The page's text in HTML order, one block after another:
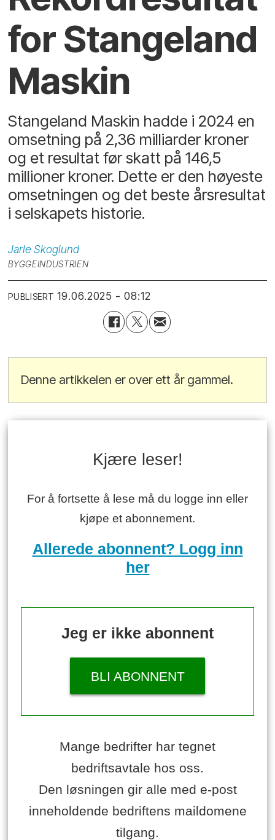
for Stangeland
Maskin
Stangeland Maskin hadde i 2024 en
omsetning på 2,36 milliarder kroner
og et resultat før skatt på 146,5
millioner kroner. Dette er den høyeste
omsetningen og det beste årsresultat
i selskapets historie.
Jarle Skoglund
BYGGEINDUSTRIEN
PUBLISERT 19.06.2025 - 08:12
Denne artikkelen er over ett år gammel.
Kjære leser!
For å fortsette å lese må du logge inn eller
kjøpe et abonnement.
Allerede abonnent? Logg inn
her
Jeg er ikke abonnent
BLI ABONNENT
Mange bedrifter har tegnet
bedriftsavtale hos oss.
Den løsningen gir alle med e-post
inneholdende bedriftens maildomene
tilgang.